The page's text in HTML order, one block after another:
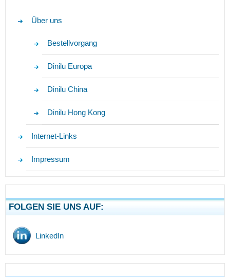
Über uns
Bestellvorgang
Dinilu Europa
Dinilu China
Dinilu Hong Kong
Internet-Links
Impressum
FOLGEN SIE UNS AUF:
LinkedIn